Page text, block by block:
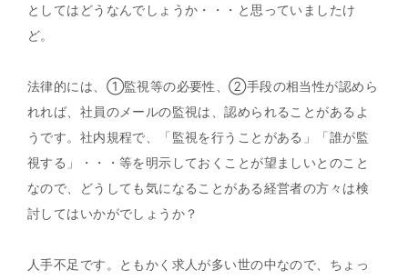
としてはどうなんでしょうか・・・と思っていましたけ
ど。
法律的には、①監視等の必要性、②手段の相当性が認めら
れれば、社員のメールの監視は、認められることがあるよ
うです。社内規程で、「監視を行うことがある」「誰が監
視する」・・・等を明示しておくことが望ましいとのこと
なので、どうしても気になることがある経営者の方々は検
討してはいかがでしょうか？
人手不足です。ともかく求人が多い世の中なので、ちょっ